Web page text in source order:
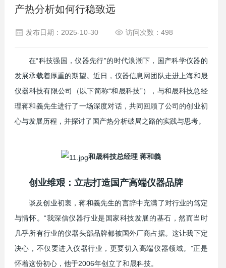
产热分析如何行稳致远
发布日期：2025-10-30 访问次数：498
在“科技强国，仪器先行”的时代浪潮下，国产科学仪器的
发展承载着厚重的期望。近日，仪器信息网团队走进上海和晟
仪器科技有限公司（以下简称“和晟科技”），与和晟科技总经
理蒋和義先生进行了一场深度对话，共同回顾了公司的创业初
心与发展历程，并探讨了国产热分析破局之路的实践与思考。
和晟科技总经理 蒋和義
创业维艰：立志打造国产高端仪器品牌
谈及创业初衷，蒋和義先生的言辞中充满了对行业的笃定
与情怀。“我深信仪器行业是国家科技发展的基石，然而当时
几乎所有行业的仪器头部品牌都被国外厂商占据。这让我下定
决心，不仅要进入仪器行业，更要切入高端仪器领域。”正是
怀着这份初心，他于2006年创立了和晟科技。